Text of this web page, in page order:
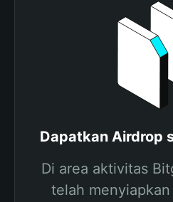
Dapatkan Airdrop
Di area aktivitas
telah